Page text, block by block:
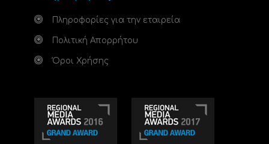
Πληροφορίες για την εταιρεία
Πολιτική Απορρήτου
Όροι Χρήσης